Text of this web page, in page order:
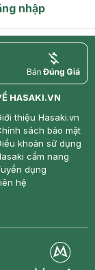
nhập
price
HASAKI.VN
thiệu Hasaki.vn
sách bảo mật
khoản sử dụng
cẩm nang
dụng
hệ